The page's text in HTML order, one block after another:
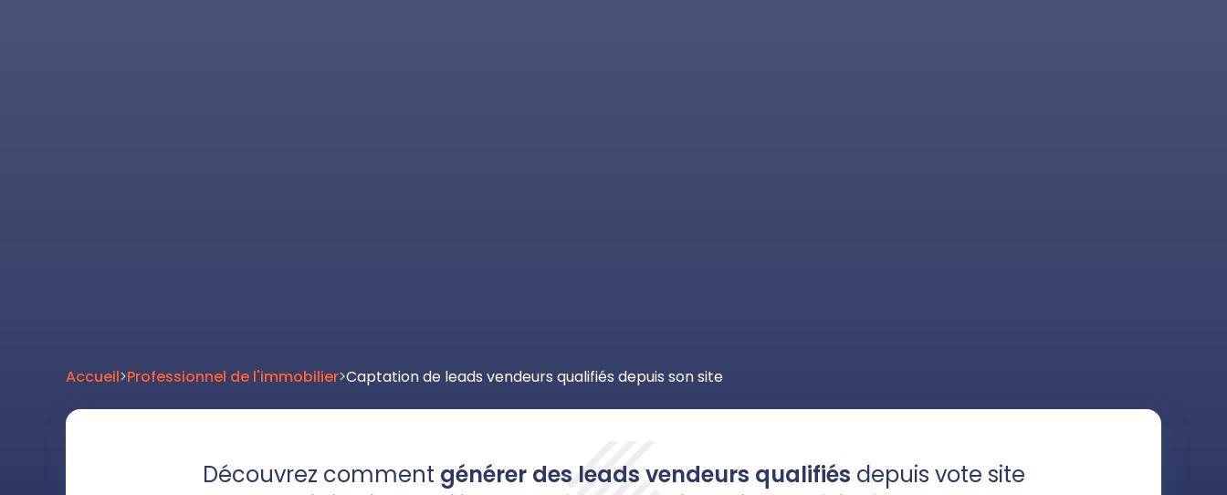
Accueil>Professionnel de l'immobilier>Captation de leads vendeurs qualifiés depuis son site
Découvrez comment générer des leads vendeurs qualifiés depuis vote site